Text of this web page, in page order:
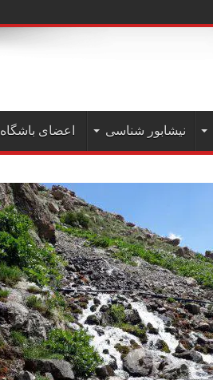
نیشابور شناسی اعضای باشگاه